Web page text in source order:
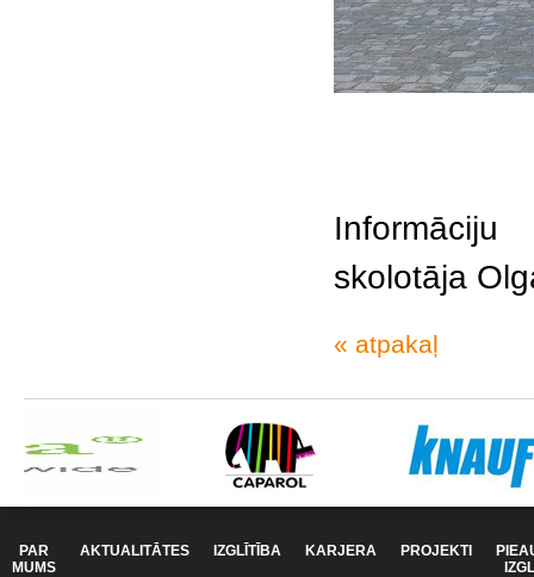
skolotāja
« atpakaļ
PAR
MUMS
AKTUALITĀTES IZGLĪTĪBA KARJERA PROJEKTI